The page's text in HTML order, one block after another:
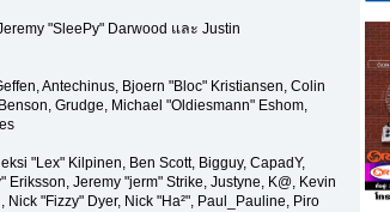
"SleePy" Darwood และ Justin
Antechinus, Bjoern "Bloc" Kristiansen, Colin
Grudge, Michael "Oldiesmann" Eshom,
"Lex" Kilpinen, Ben Scott, Bigguy, CapadY,
Jeremy "jerm" Strike, Justyne, K@, Kevin
"Fizzy" Dyer, Nick "Ha²", Paul_Pauline, Piro